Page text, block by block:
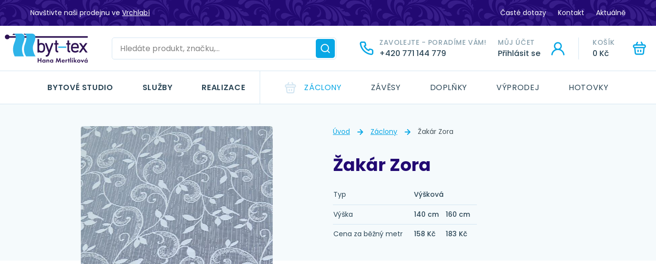
Navštivte naši prodejnu ve Vrchlabí Časté dotazy Kontakt Aktuálně
ZAVOLEJTE - PORADÍME VÁM!
+420 771 144 779
MŮJ ÚČET
Přihlásit se
KOŠÍK
0 Kč
BYTOVÉ STUDIO SLUŽBY REALIZACE ZÁCLONY ZÁVĚSY DOPLŇKY VÝPRODEJ HOTOVKY
HLEDAT
Úvod Záclony Žakár Zora
Žakár Zora
Typ Výšková
Výška 140 cm
160 cm
Cena za běžný metr
158 Kč 183 Kč